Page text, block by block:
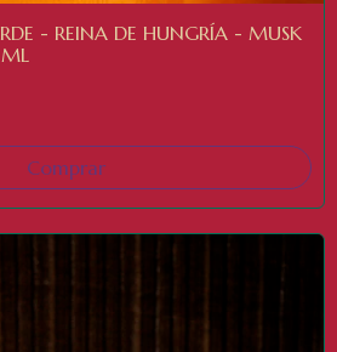
- REINA DE HUNGRÍA - MUSK